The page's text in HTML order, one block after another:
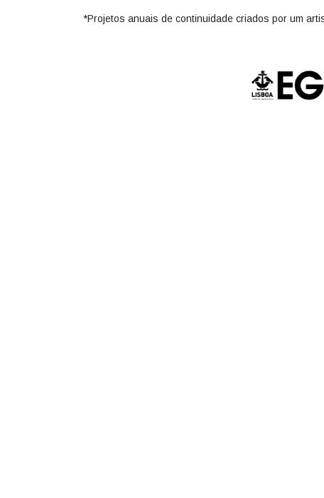
*Projetos anuais de continuidade criados por um